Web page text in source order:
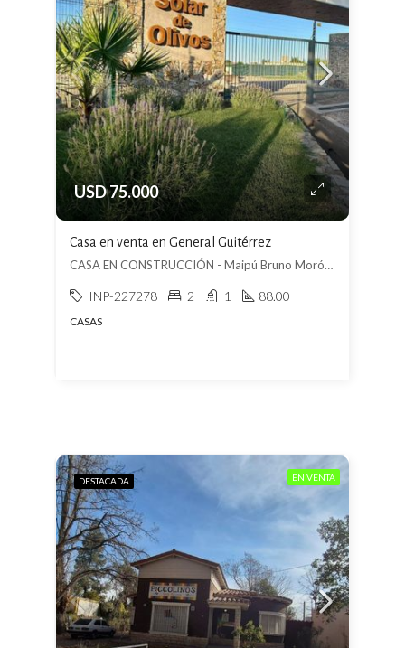
USD 75.000
Casa en venta en General Guitérrez
CASA EN CONSTRUCCIÓN - Maipú Bruno Morón, General Guitérrez, Maipú
INP-227278 2 1 88.00
CASAS
DESTACADA EN VENTA